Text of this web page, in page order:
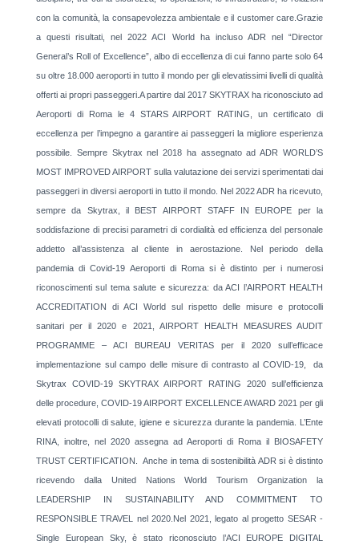
con la comunità, la consapevolezza ambientale e il customer care.Grazie
a questi risultati, nel 2022 ACI World ha incluso ADR nel “Director
General’s Roll of Excellence”, albo di eccellenza di cui fanno parte solo 64
su oltre 18.000 aeroporti in tutto il mondo per gli elevatissimi livelli di qualità
offerti ai propri passeggeri.A partire dal 2017 SKYTRAX ha riconosciuto ad
Aeroporti di Roma le 4 STARS AIRPORT RATING, un certificato di
eccellenza per l’impegno a garantire ai passeggeri la migliore esperienza
possibile. Sempre Skytrax nel 2018 ha assegnato ad ADR WORLD’S
MOST IMPROVED AIRPORT sulla valutazione dei servizi sperimentati dai
passeggeri in diversi aeroporti in tutto il mondo. Nel 2022 ADR ha ricevuto,
sempre da Skytrax, il BEST AIRPORT STAFF IN EUROPE per la
soddisfazione di precisi parametri di cordialità ed efficienza del personale
addetto all’assistenza al cliente in aerostazione. Nel periodo della
pandemia di Covid-19 Aeroporti di Roma si è distinto per i numerosi
riconoscimenti sul tema salute e sicurezza: da ACI l’AIRPORT HEALTH
ACCREDITATION di ACI World sul rispetto delle misure e protocolli
sanitari per il 2020 e 2021, AIRPORT HEALTH MEASURES AUDIT
PROGRAMME – ACI BUREAU VERITAS per il 2020 sull’efficace
implementazione sul campo delle misure di contrasto al COVID-19, da
Skytrax COVID-19 SKYTRAX AIRPORT RATING 2020 sull’efficienza
delle procedure, COVID-19 AIRPORT EXCELLENCE AWARD 2021 per gli
elevati protocolli di salute, igiene e sicurezza durante la pandemia. L’Ente
RINA, inoltre, nel 2020 assegna ad Aeroporti di Roma il BIOSAFETY
TRUST CERTIFICATION. Anche in tema di sostenibilità ADR si è distinto
ricevendo dalla United Nations World Tourism Organization la
LEADERSHIP IN SUSTAINABILITY AND COMMITMENT TO
RESPONSIBLE TRAVEL nel 2020.Nel 2021, legato al progetto SESAR -
Single European Sky, è stato riconosciuto l’ACI EUROPE DIGITAL